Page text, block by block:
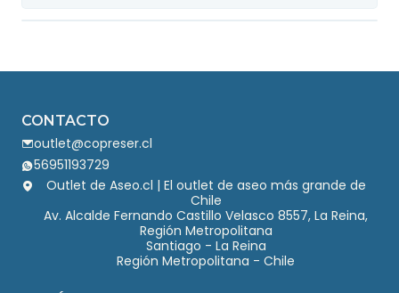
CONTACTO
outlet@copreser.cl
56951193729
Outlet de Aseo.cl | El outlet de aseo más grande de
Chile
Av. Alcalde Fernando Castillo Velasco 8557, La Reina,
Región Metropolitana
Santiago - La Reina
Región Metropolitana - Chile